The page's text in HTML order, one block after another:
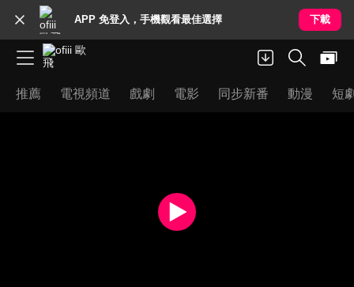
APP 免登入，手機觀看最佳選擇 下載
推薦 電視頻道 戲劇 電影 同步新番 動漫 短